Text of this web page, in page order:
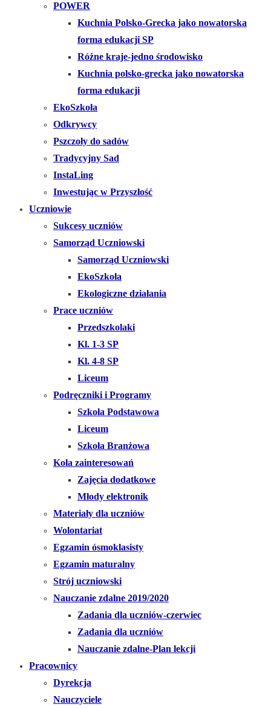
POWER
Kuchnia Polsko-Grecka jako nowatorska
forma edukacji SP
Różne kraje-jedno środowisko
Kuchnia polsko-grecka jako nowatorska
forma edukacji
EkoSzkoła
Odkrywcy
Pszczoły do sadów
Tradycyjny Sad
InstaLing
Inwestując w Przyszłość
Uczniowie
Sukcesy uczniów
Samorząd Uczniowski
Samorząd Uczniowski
EkoSzkoła
Ekologiczne działania
Prace uczniów
Przedszkolaki
Kl. 1-3 SP
Kl. 4-8 SP
Liceum
Podręczniki i Programy
Szkoła Podstawowa
Liceum
Szkoła Branżowa
Koła zainteresowań
Zajęcia dodatkowe
Młody elektronik
Materiały dla uczniów
Wolontariat
Egzamin ósmoklasisty
Egzamin maturalny
Strój uczniowski
Nauczanie zdalne 2019/2020
Zadania dla uczniów-czerwiec
Zadania dla uczniów
Nauczanie zdalne-Plan lekcji
Pracownicy
Dyrekcja
Nauczyciele